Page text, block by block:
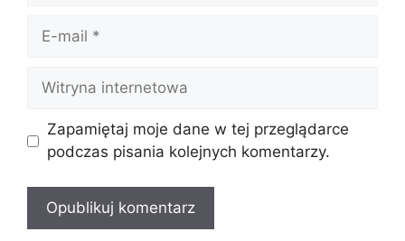
Witryna
internetowa
Zapamiętaj moje dane w tej przeglądarce
podczas pisania kolejnych komentarzy.